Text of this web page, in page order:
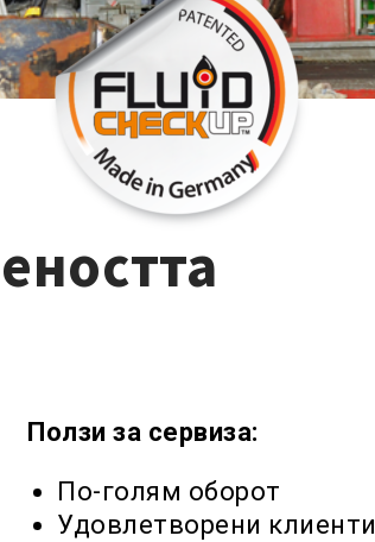
Ползи за сервиза:
По-голям оборот
Удовлетворени клиенти